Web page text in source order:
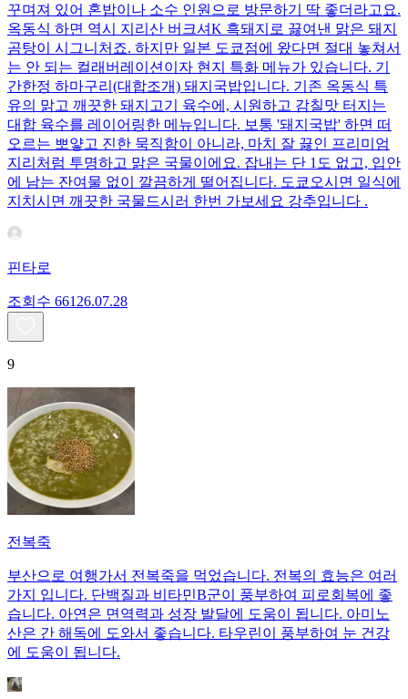
꾸며져 있어 혼밥이나 소수 인원으로 방문하기 딱 좋더라고요.
옥동식 하면 역시 지리산 버크셔K 흑돼지로 끓여낸 맑은 돼지
곰탕이 시그니처죠. 하지만 일본 도쿄점에 왔다면 절대 놓쳐서
는 안 되는 컬래버레이션이자 현지 특화 메뉴가 있습니다. 기
간한정 하마구리(대합조개) 돼지국밥입니다. 기존 옥동식 특
유의 맑고 깨끗한 돼지고기 육수에, 시원하고 감칠맛 터지는
대합 육수를 레이어링한 메뉴입니다. 보통 '돼지국밥' 하면 떠
오르는 뽀얗고 진한 묵직함이 아니라, 마치 잘 끓인 프리미엄
지리처럼 투명하고 맑은 국물이에요. 잡내는 단 1도 없고, 입안
에 남는 잔여물 없이 깔끔하게 떨어집니다. 도쿄오시면 일식에
지치시면 깨끗한 국물드시러 한번 가보세요 강추입니다 .
핀타로
조회수 661 26.07.28
9
전복죽
부산으로 여행가서 전복죽을 먹었습니다. 전복의 효능은 여러
가지 입니다. 단백질과 비타민B군이 풍부하여 피로회복에 좋
습니다. 아연은 면역력과 성장 발달에 도움이 됩니다. 아미노
산은 간 해독에 도와서 좋습니다. 타우린이 풍부하여 눈 건강
에 도움이 됩니다.